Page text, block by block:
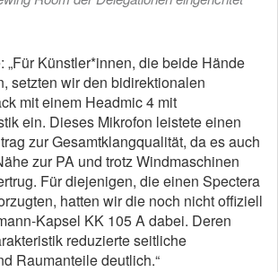
Künstler*innen, die beide Hände
setzten wir den bidirektionalen
mit einem Headmic 4 mit
ein. Dieses Mikrofon leistete einen
zur Gesamtklangqualität, da es auch
zur PA und trotz Windmaschinen
Für diejenigen, die einen Spectera
hatten wir die noch nicht offiziell
Kapsel KK 105 A dabei. Deren
reduzierte seitliche
Raumanteile deutlich.“